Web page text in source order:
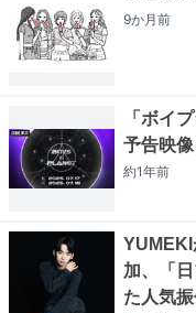
9か月前
「ボイ
予告映
約1年前
YUMEKI
加、「
た人気